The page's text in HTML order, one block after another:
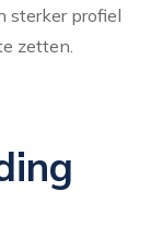
sterker profiel
zetten.